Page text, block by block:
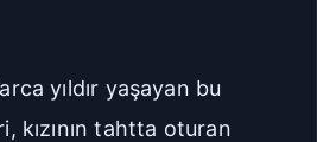
16px 18px
yıldır yaşayan bu
kızının tahtta oturan